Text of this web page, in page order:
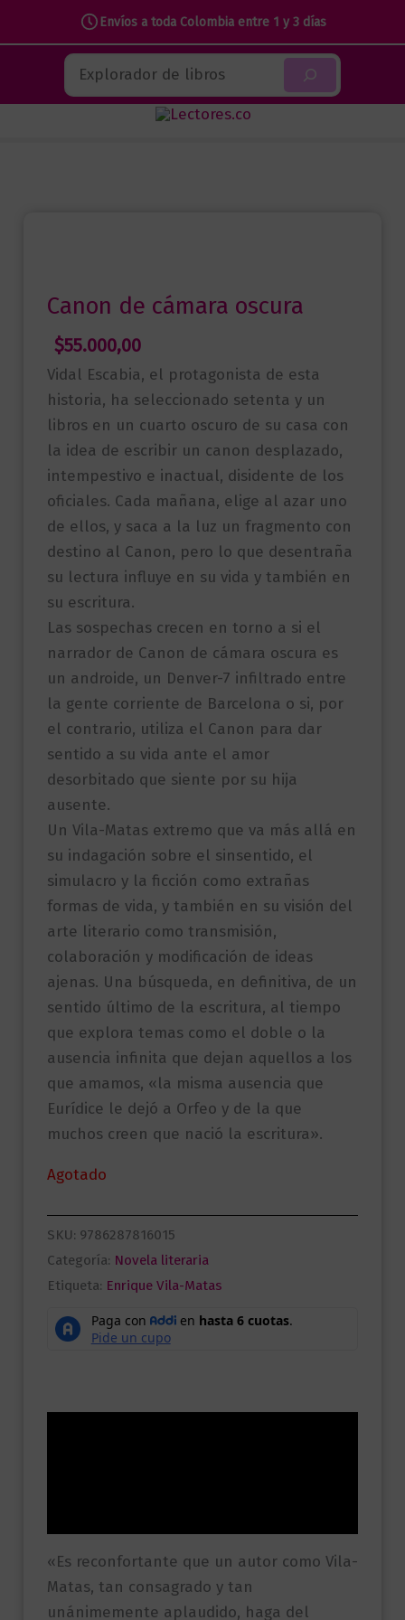
Envíos a toda Colombia entre 1 y 3 días
contenido
Buscar
Canon de cámara oscura
$55.000,00
Vidal Escabia, el protagonista de esta
historia, ha seleccionado setenta y un
libros en un cuarto oscuro de su casa con
la idea de escribir un canon desplazado,
intempestivo e inactual, disidente de los
oficiales. Cada mañana, elige al azar uno
de ellos, y saca a la luz un fragmento con
destino al Canon, pero lo que desentraña
su lectura influye en su vida y también en
su escritura.
Las sospechas crecen en torno a si el
narrador de Canon de cámara oscura es
un androide, un Denver-7 infiltrado entre
la gente corriente de Barcelona o si, por
el contrario, utiliza el Canon para dar
sentido a su vida ante el amor
desorbitado que siente por su hija
ausente.
Un Vila-Matas extremo que va más allá en
su indagación sobre el sinsentido, el
simulacro y la ficción como extrañas
formas de vida, y también en su visión del
arte literario como transmisión,
colaboración y modificación de ideas
ajenas. Una búsqueda, en definitiva, de un
sentido último de la escritura, al tiempo
que explora temas como el doble o la
ausencia infinita que dejan aquellos a los
que amamos, «la misma ausencia que
Eurídice le dejó a Orfeo y de la que
muchos creen que nació la escritura».
Agotado
SKU: 9786287816015
Categoría: Novela literaria
Etiqueta: Enrique Vila-Matas
«Es reconfortante que un autor como Vila-
Matas, tan consagrado y tan
unánimemente aplaudido, haga del